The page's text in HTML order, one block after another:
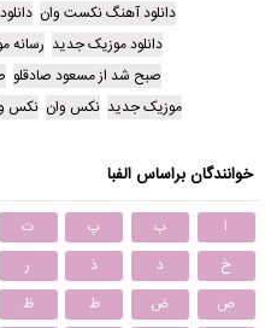
دانلود آهنگ نکست وان
دانلود موزیک جدید رسانه
صبح شد از مسعود صادقلو
موزیک جدید نکس وان نکس
خوانندگان براساس الفبا
ا ب پ ت
خ
د ذ ر
ص
ض ط ظ